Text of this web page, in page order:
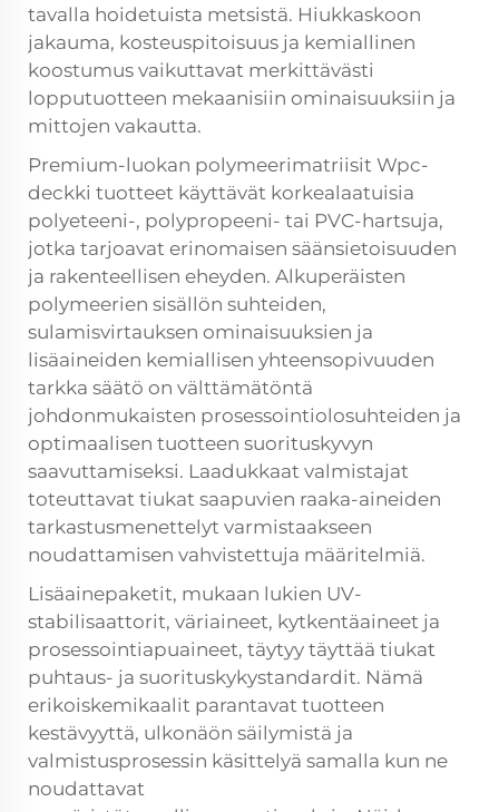
tavalla hoidetuista metsistä. Hiukkaskoon
jakauma, kosteuspitoisuus ja kemiallinen
koostumus vaikuttavat merkittävästi
lopputuotteen mekaanisiin ominaisuuksiin ja
mittojen vakautta.
Premium-luokan polymeerimatriisit Wpc-
deckki tuotteet käyttävät korkealaatuisia
polyeteeni-, polypropeeni- tai PVC-hartsuja,
jotka tarjoavat erinomaisen säänsietoisuuden
ja rakenteellisen eheyden. Alkuperäisten
polymeerien sisällön suhteiden,
sulamisvirtauksen ominaisuuksien ja
lisäaineiden kemiallisen yhteensopivuuden
tarkka säätö on välttämätöntä
johdonmukaisten prosessointiolosuhteiden ja
optimaalisen tuotteen suorituskyvyn
saavuttamiseksi. Laadukkaat valmistajat
toteuttavat tiukat saapuvien raaka-aineiden
tarkastusmenettelyt varmistaakseen
noudattamisen vahvistettuja määritelmiä.
Lisäainepaketit, mukaan lukien UV-
stabilisaattorit, väriaineet, kytkentäaineet ja
prosessointiapuaineet, täytyy täyttää tiukat
puhtaus- ja suorituskykystandardit. Nämä
erikoiskemikaalit parantavat tuotteen
kestävyyttä, ulkonäön säilymistä ja
valmistusprosessin käsittelyä samalla kun ne
noudattavat